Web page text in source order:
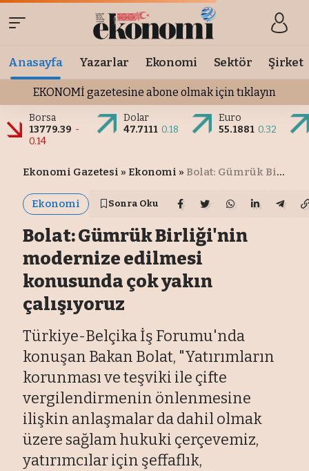
Anasayfa Yazarlar Ekonomi Sektör Şirket
EKONOMİ gazetesine abone olmak için tıklayın
Borsa
13779.39 -
0.14
Dolar
47.7111 0.18
Euro
55.1881 0.32
Ekonomi Gazetesi » Ekonomi » Bolat: Gümrük Birliği'nin modernize edilmesi konusunda çok yakın çalışıyoruz
Ekonomi Sonra Oku
Bolat: Gümrük Birliği'nin
modernize edilmesi
konusunda çok yakın
çalışıyoruz
Türkiye-Belçika İş Forumu'nda
konuşan Bakan Bolat, "Yatırımların
korunması ve teşviki ile çifte
vergilendirmenin önlenmesine
ilişkin anlaşmalar da dahil olmak
üzere sağlam hukuki çerçevemiz,
yatırımcılar için şeffaflık,